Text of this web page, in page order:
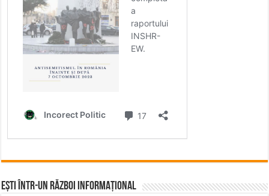
Ești într-un RĂZBOI INFORMAȚIONAL